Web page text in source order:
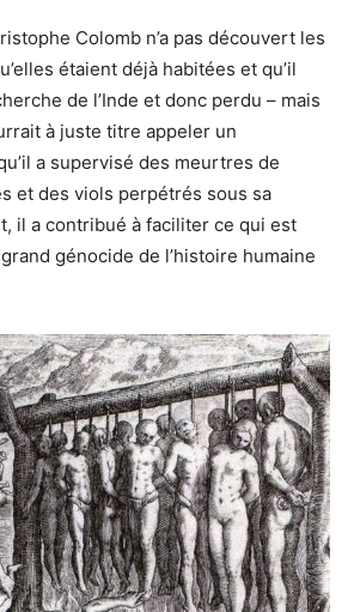
Colomb n’a pas découvert les
étaient déjà habitées et qu’il
de l’Inde et donc perdu – mais
à juste titre appeler un
a supervisé des meurtres de
et des viols perpétrés sous sa
il a contribué à faciliter ce qui est
génocide de l’histoire humaine